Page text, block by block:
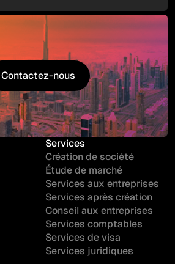
Contactez-nous
Contactez-nous
Services
Création de société
Étude de marché
Services aux entreprises
Services après création
Conseil aux entreprises
Services comptables
Services de visa
Services juridiques